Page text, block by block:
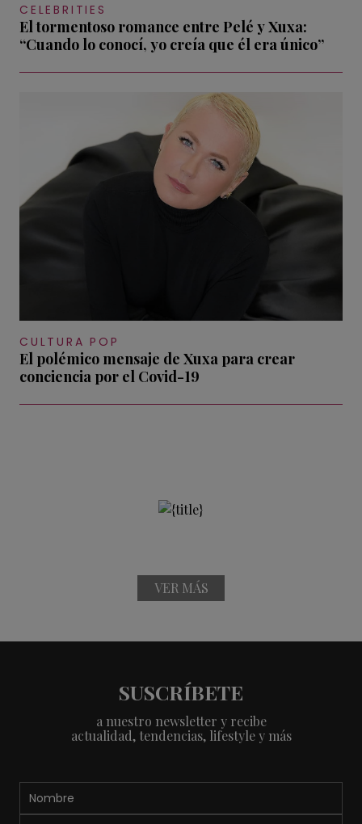
CELEBRITIES
El tormentoso romance entre Pelé y Xuxa:
“Cuando lo conocí, yo creía que él era único”
CULTURA POP
El polémico mensaje de Xuxa para crear
conciencia por el Covid-19
VER MÁS
SUSCRÍBETE
a nuestro newsletter y recibe
actualidad, tendencias, lifestyle y más